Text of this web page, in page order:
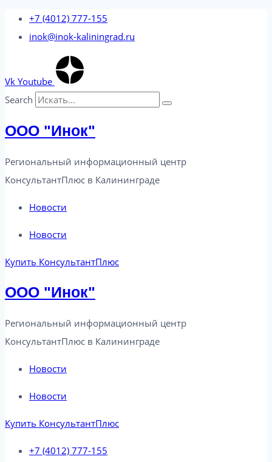
Перейти
содержимому
+7 (4012) 777-155
inok@inok-kaliningrad.ru
Vk Youtube
Search
ООО "Инок"
Региональный информационный центр
КонсультантПлюс в Калининграде​
Новости
Новости
Купить КонсультантПлюс
ООО "Инок"
Региональный информационный центр
КонсультантПлюс в Калининграде​
Новости
Новости
Купить КонсультантПлюс
+7 (4012) 777-155